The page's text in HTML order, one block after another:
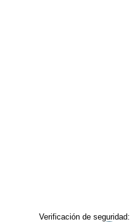
Verificación de seguridad: